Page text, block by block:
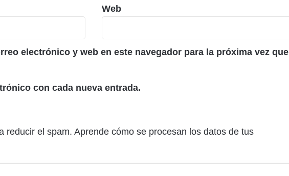
Web
electrónico y web en este navegador para la próxima vez que
con cada nueva entrada.
reducir el spam. Aprende cómo se procesan los datos de tus